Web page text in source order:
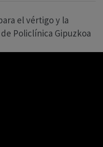
el vértigo y la
Policlínica Gipuzkoa